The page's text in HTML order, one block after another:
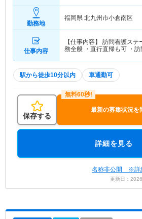
勤務地
福岡県 北九州市小倉南区
仕事内容
【仕事内容】 訪問看護ス
務全般 ・直行直帰も可 ・
駅から徒歩10分以内 車通勤可
保存する
最新の募集状況を
詳細を見る
名称非公開 ※詳
更新日：